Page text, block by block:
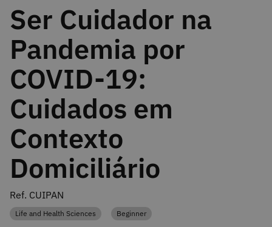
Ser Cuidador na
Pandemia por
COVID-19:
Cuidados em
Contexto
Domiciliário
Ref. CUIPAN
Category
Life and Health Sciences Category
Beginner